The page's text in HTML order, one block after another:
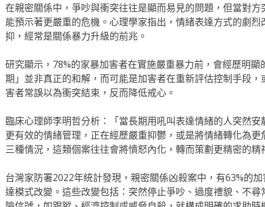
在親密關係中，爭吵與衝突往往是顯而易見的問題，但當對
能預示著更嚴重的危機。心理學家指出，情緒表達方式的劇
抑，經常是關係暴力升級的前兆。
研究顯示，78%的家暴加害者在實施嚴重暴力前，會經歷明
期」並非真正的和解，而可能是加害者在重新評估控制手段
害者常誤以為衝突結束，反而降低戒心。
臨床心理師李明哲分析：「當長期用吼叫表達情緒的人突然
更有效的情緒管理，正在經歷嚴重抑鬱，或是將情緒轉化為
三種情況，這類個案往往會將憤怒內化，轉而策劃更精密的
台灣家防署2022年統計發現，親密關係凶殺案中，有63%的
達模式改變。這些改變包括：突然停止爭吵、過度禮貌、不